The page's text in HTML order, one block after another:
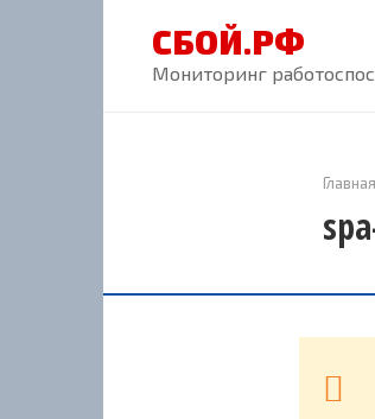
СБОЙ.РФ
Мониторинг
Главная